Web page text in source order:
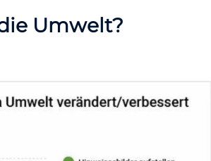
Umwelt?